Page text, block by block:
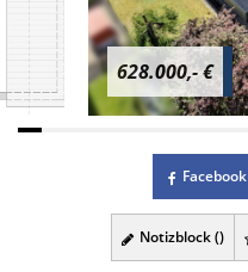
628.000,- €
Facebook
Notizblock ()